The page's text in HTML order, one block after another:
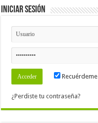
Iniciar Sesión
Recuérdeme
¿Perdiste tu contraseña?